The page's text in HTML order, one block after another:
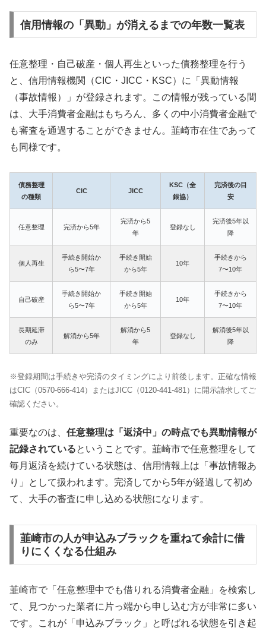
信用情報の「異動」が消えるまでの年数一覧表
任意整理・自己破産・個人再生といった債務整理を行う
と、信用情報機関（CIC・JICC・KSC）に「異動情報
（事故情報）」が登録されます。この情報が残っている間
は、大手消費者金融はもちろん、多くの中小消費者金融で
も審査を通過することができません。韮崎市在住であって
も同様です。
債務整理
の種類
CIC JICC
KSC（全
銀協）
完済後の目
安
任意整理 完済から5年
完済から5
年
登録なし
完済後5年以
降
個人再生
手続き開始か
ら5〜7年
手続き開始
から5年
10年
手続きから
7〜10年
自己破産
手続き開始か
ら5〜7年
手続き開始
から5年
10年
手続きから
7〜10年
長期延滞
のみ
解消から5年
解消から5
年
登録なし
解消後5年以
降
※登録期間は手続きや完済のタイミングにより前後します。正確な情報
はCIC（0570-666-414）またはJICC（0120-441-481）に開示請求してご
確認ください。
重要なのは、 任意整理は「返済中」の時点でも異動情報が
記録されているということです。韮崎市で任意整理をして
毎月返済を続けている状態は、信用情報上は「事故情報あ
り」として扱われます。完済してから5年が経過して初め
て、大手の審査に申し込める状態になります。
韮崎市の人が申込みブラックを重ねて余計に借
りにくくなる仕組み
韮崎市で「任意整理中でも借りれる消費者金融」を検索し
て、見つかった業者に片っ端から申し込む方が非常に多い
です。これが「申込みブラック」と呼ばれる状態を引き起